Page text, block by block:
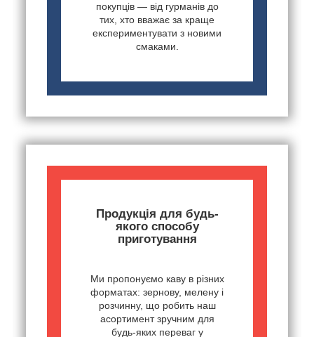
покупців — від гурманів до
тих, хто вважає за краще
експериментувати з новими
смаками.
Продукція для будь-
якого способу
приготування
Ми пропонуємо каву в різних
форматах: зернову, мелену і
розчинну, що робить наш
асортимент зручним для
будь-яких переваг у